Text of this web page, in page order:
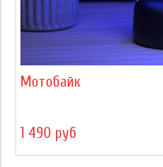
Мотобайк
1 490 руб